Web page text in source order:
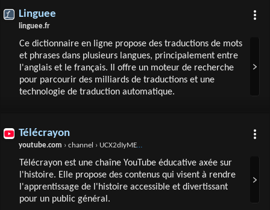
Linguee
linguee.fr
Ce dictionnaire en ligne propose des traductions de mots
et phrases dans plusieurs langues, principalement entre
l'anglais et le français. Il offre un moteur de recherche
pour parcourir des milliards de traductions et une
technologie de traduction automatique.
Télécrayon
youtube.com › channel › UCX2dIyMEQMWy3AQBlq1CYXQ
Télécrayon est une chaîne YouTube éducative axée sur
l'histoire. Elle propose des contenus qui visent à rendre
l'apprentissage de l'histoire accessible et divertissant
pour un public général.